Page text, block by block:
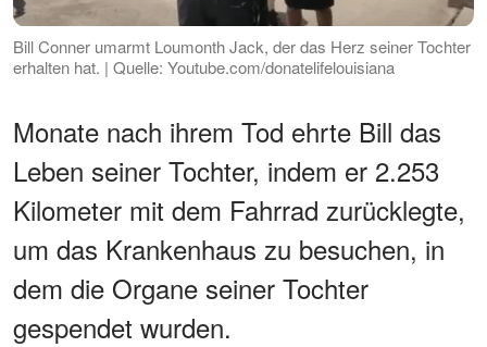
Bill Conner umarmt Loumonth Jack, der das Herz seiner Tochter
erhalten hat. | Quelle: Youtube.com/donatelifelouisiana
Monate nach ihrem Tod ehrte Bill das
Leben seiner Tochter, indem er 2.253
Kilometer mit dem Fahrrad zurücklegte,
um das Krankenhaus zu besuchen, in
dem die Organe seiner Tochter
gespendet wurden.